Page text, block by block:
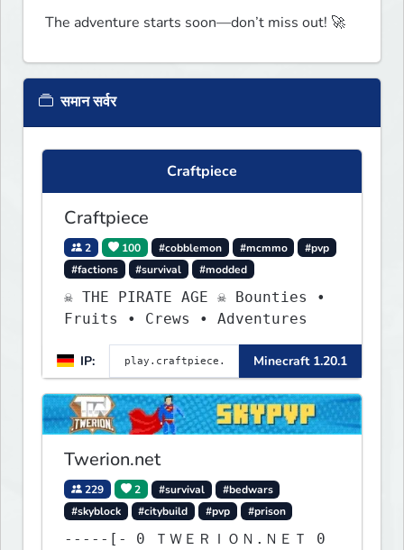
The adventure starts soon—don’t miss out! 🚀
समान सर्वर
Craftpiece
Craftpiece
2 100 #cobblemon #mcmmo
#pvp
#factions
#survival #modded
☠ THE PIRATE AGE ☠ Bounties •
Fruits • Crews • Adventures
IP: Minecraft 1.20.1
Twerion.net
229 2 #survival
#bedwars
#skyblock
#citybuild #pvp #prison
-----[- 0 ＴＷＥＲＩＯＮ.ＮＥＴ 0